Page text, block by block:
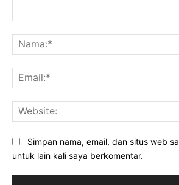
Simpan nama, email, dan situs web
untuk lain kali saya berkomentar.